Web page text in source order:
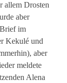
allem Drosten
aber
im
Kekulé und
aber
meldete
Alena